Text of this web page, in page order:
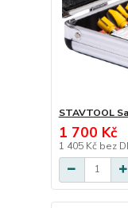
STAVTOOL
1 700 Kč
1 405 Kč bez